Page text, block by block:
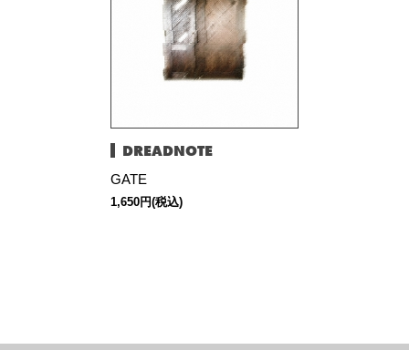
DREADNOTE
GATE
1,650円(税込)